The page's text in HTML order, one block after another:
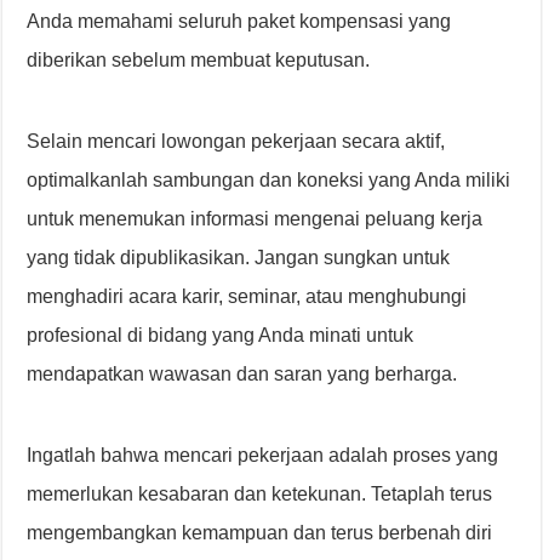
Anda memahami seluruh paket kompensasi yang
diberikan sebelum membuat keputusan.
Selain mencari lowongan pekerjaan secara aktif,
optimalkanlah sambungan dan koneksi yang Anda miliki
untuk menemukan informasi mengenai peluang kerja
yang tidak dipublikasikan. Jangan sungkan untuk
menghadiri acara karir, seminar, atau menghubungi
profesional di bidang yang Anda minati untuk
mendapatkan wawasan dan saran yang berharga.
Ingatlah bahwa mencari pekerjaan adalah proses yang
memerlukan kesabaran dan ketekunan. Tetaplah terus
mengembangkan kemampuan dan terus berbenah diri